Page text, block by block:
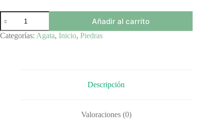
AGATA
FACETADA
cantidad
Añadir al carrito
Categorías: Agata, Inicio, Piedras
Descripción
Valoraciones (0)